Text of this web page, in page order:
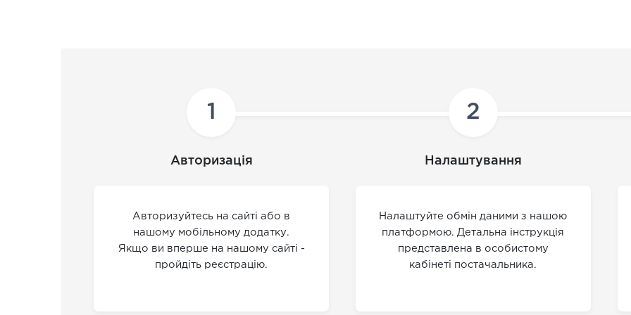
1
Авторизація
Авторизуйтесь на сайті або в
нашому мобільному додатку.
Якщо ви вперше на нашому сайті -
пройдіть реєстрацію.
2
Налаштування
Налаштуйте обмін даними з нашою
платформою. Детальна інструкція
представлена в особистому
кабінеті постачальника.